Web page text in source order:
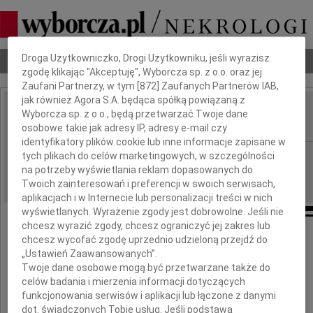
Nekrologi Odeszli Poradnik pogrzebowy
IMIĘ I NAZWISKO: Janusz Okoń
REGION: Kraków
DATA EMISJI: 01.03.2023
Dbamy o Twoją prywatność
Droga Użytkowniczko, Drogi Użytkowniku, jeśli wyrazisz
zgodę klikając "Akceptuję", Wyborcza sp. z o.o. oraz jej
Zaufani Partnerzy, w tym [872] Zaufanych Partnerów IAB,
jak również Agora S.A. będąca spółką powiązaną z
Wyborcza sp. z o.o., będą przetwarzać Twoje dane
osobowe takie jak adresy IP, adresy e-mail czy
identyfikatory plików cookie lub inne informacje zapisane w
tych plikach do celów marketingowych, w szczególności
na potrzeby wyświetlania reklam dopasowanych do
Twoich zainteresowań i preferencji w swoich serwisach,
aplikacjach i w Internecie lub personalizacji treści w nich
wyświetlanych. Wyrażenie zgody jest dobrowolne. Jeśli nie
chcesz wyrazić zgody, chcesz ograniczyć jej zakres lub
chcesz wycofać zgodę uprzednio udzieloną przejdź do
„Ustawień Zaawansowanych”.
Twoje dane osobowe mogą być przetwarzane także do
celów badania i mierzenia informacji dotyczących
funkcjonowania serwisów i aplikacji lub łączone z danymi
dot. świadczonych Tobie usług. Jeśli podstawą